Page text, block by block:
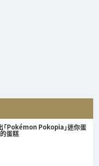
Pokémon Pokopia」迷你蛋
蛋糕